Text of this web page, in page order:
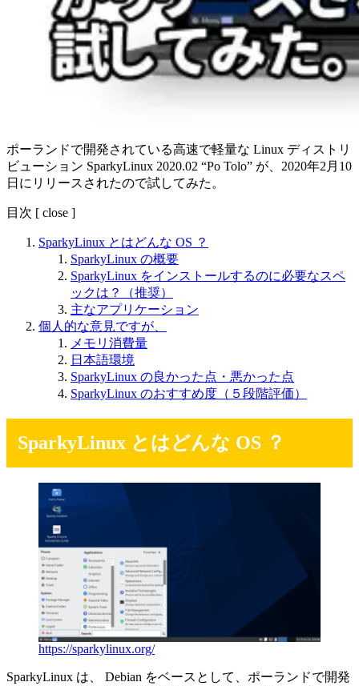
ポーランドで開発されている高速で軽量な Linux ディストリ
ビューション SparkyLinux 2020.02 “Po Tolo” が、2020年2月10
日にリリースされたので試してみた。
目次 [ close ]
SparkyLinux とはどんな OS ？
SparkyLinux の概要
SparkyLinux をインストールするのに必要なスペ
ックは？（推奨）
主なアプリケーション
個人的な意見ですが、
メモリ消費量
日本語環境
SparkyLinux の良かった点・悪かった点
SparkyLinux のおすすめ度（５段階評価）
SparkyLinux とはどんな OS ？
https://sparkylinux.org/
SparkyLinux は、 Debian をベースとして、ポーランドで開発